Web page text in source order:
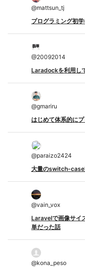
@mattsun_tj
プログラミング初
@20092014
Laradockを利用し
@gmariru
はじめて体系的に
@paraizo2424
大量のswitch-case
@vain_vox
Laravelで画像サイ
単だった話
@kona_peso